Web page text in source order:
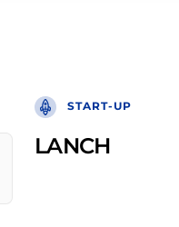
START-UP
LANCH